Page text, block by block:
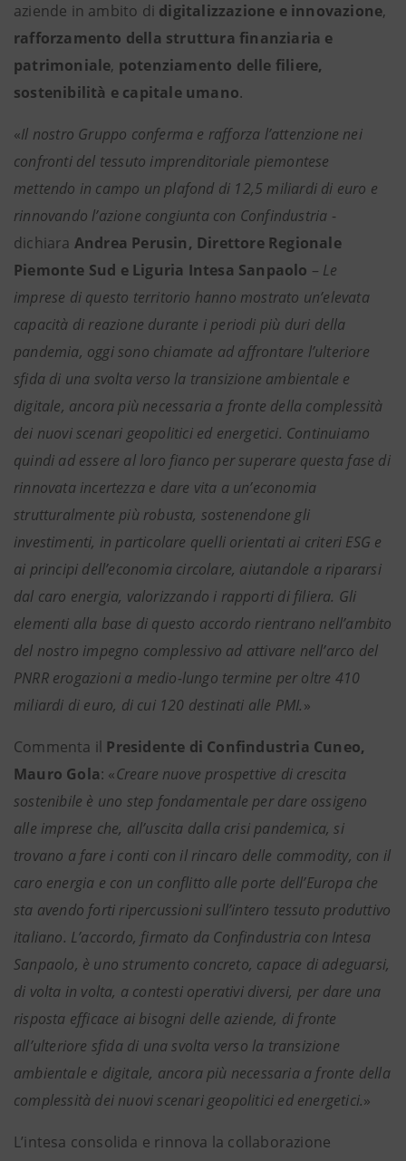
aziende in ambito di digitalizzazione e innovazione,
rafforzamento della struttura finanziaria e
patrimoniale, potenziamento delle filiere,
sostenibilità e capitale umano.
«Il nostro Gruppo conferma e rafforza l’attenzione nei
confronti del tessuto imprenditoriale piemontese
mettendo in campo un plafond di 12,5 miliardi di euro e
rinnovando l’azione congiunta con Confindustria -
dichiara Andrea Perusin, Direttore Regionale
Piemonte Sud e Liguria Intesa Sanpaolo – Le
imprese di questo territorio hanno mostrato un’elevata
capacità di reazione durante i periodi più duri della
pandemia, oggi sono chiamate ad affrontare l’ulteriore
sfida di una svolta verso la transizione ambientale e
digitale, ancora più necessaria a fronte della complessità
dei nuovi scenari geopolitici ed energetici. Continuiamo
quindi ad essere al loro fianco per superare questa fase di
rinnovata incertezza e dare vita a un’economia
strutturalmente più robusta, sostenendone gli
investimenti, in particolare quelli orientati ai criteri ESG e
ai principi dell’economia circolare, aiutandole a ripararsi
dal caro energia, valorizzando i rapporti di filiera. Gli
elementi alla base di questo accordo rientrano nell’ambito
del nostro impegno complessivo ad attivare nell’arco del
PNRR erogazioni a medio-lungo termine per oltre 410
miliardi di euro, di cui 120 destinati alle PMI.»
Commenta il Presidente di Confindustria Cuneo,
Mauro Gola: «Creare nuove prospettive di crescita
sostenibile è uno step fondamentale per dare ossigeno
alle imprese che, all’uscita dalla crisi pandemica, si
trovano a fare i conti con il rincaro delle commodity, con il
caro energia e con un conflitto alle porte dell’Europa che
sta avendo forti ripercussioni sull’intero tessuto produttivo
italiano. L’accordo, firmato da Confindustria con Intesa
Sanpaolo, è uno strumento concreto, capace di adeguarsi,
di volta in volta, a contesti operativi diversi, per dare una
risposta efficace ai bisogni delle aziende, di fronte
all’ulteriore sfida di una svolta verso la transizione
ambientale e digitale, ancora più necessaria a fronte della
complessità dei nuovi scenari geopolitici ed energetici.»
L’intesa consolida e rinnova la collaborazione